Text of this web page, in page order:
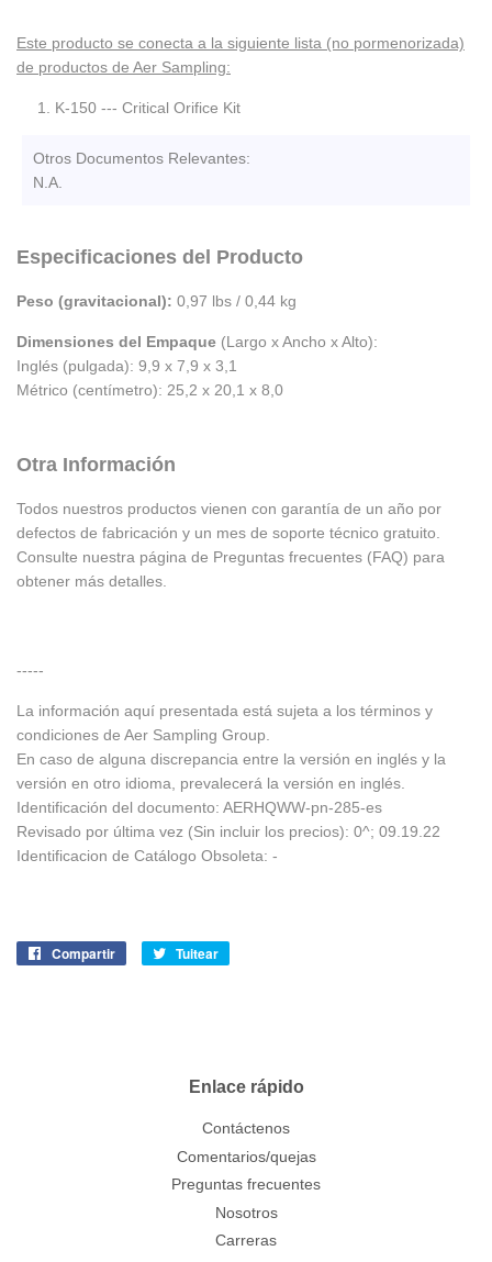
Este producto se conecta a la siguiente lista (no pormenorizada)
de productos de Aer Sampling:
K-150 --- Critical Orifice Kit
Otros Documentos Relevantes:
N.A.
Especificaciones del Producto
Peso (gravitacional): 0,97 lbs / 0,44 kg
Dimensiones del Empaque (Largo x Ancho x Alto):
Inglés (pulgada): 9,9 x 7,9 x 3,1
Métrico (centímetro): 25,2 x 20,1 x 8,0
Otra Información
Todos nuestros productos vienen con garantía de un año por
defectos de fabricación y un mes de soporte técnico gratuito.
Consulte nuestra página de Preguntas frecuentes (FAQ) para
obtener más detalles.
-----
La información aquí presentada está sujeta a los términos y
condiciones de Aer Sampling Group.
En caso de alguna discrepancia entre la versión en inglés y la
versión en otro idioma, prevalecerá la versión en inglés.
Identificación del documento: AERHQWW-pn-285-es
Revisado por última vez (Sin incluir los precios): 0^; 09.19.22
Identificacion de Catálogo Obsoleta: -
Compartir
CompartirTuitear
Enlace rápido
Contáctenos
Comentarios/quejas
Preguntas frecuentes
Nosotros
Carreras